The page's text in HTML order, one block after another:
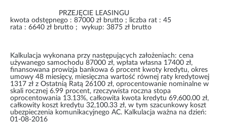
PRZEJĘCIE LEASINGU
kwota odstępnego : 87000 zł brutto ; liczba rat : 45
rata : 6640 zł brutto ; wykup: 3875 zł brutto
Kalkulacja wykonana przy następujących założeniach: cena
używanego samochodu 87000 zł, wpłata własna 17400 zł,
finansowana prowizja bankowa 6 procent kwoty kredytu, okres
umowy 48 miesięcy, miesięczna wartość równej raty kredytowej
1317 zł z Ostatnią Ratą 26100 zł, oprocentowanie nominalne w
skali rocznej 6.99 procent, rzeczywista roczna stopa
oprocentowania 13.13%, całkowita kwota kredytu 69,600.00 zł,
całkowity koszt kredytu 32,100.33 zł, w tym szacunkowy koszt
ubezpieczenia komunikacyjnego AC. Kalkulacja ważna na dzień:
01-08-2016